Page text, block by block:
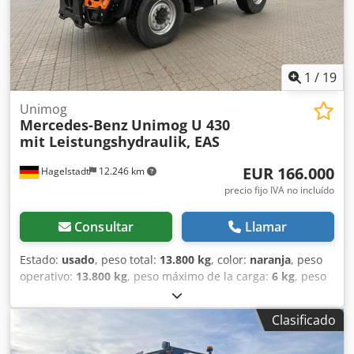
1 / 19
Hagelstadt 12.246 km
Unimog
Mercedes-Benz Unimog U 430
mit Leistungshydraulik, EAS
EUR 166.000
precio fijo IVA no incluído
Consultar Llamar
Estado: usado, peso total: 13.800 kg, color: naranja, peso
operativo: 13.800 kg, peso máximo de la carga: 6 kg, peso
, tamaño del neumático:
Año de fabricación:2021, longitud total:5.400 mm, estado
del neumático:
, tamaño del neumático delantero:
385/65R22.5 | 50%, tamaño del neumático trasero:
Clasificado